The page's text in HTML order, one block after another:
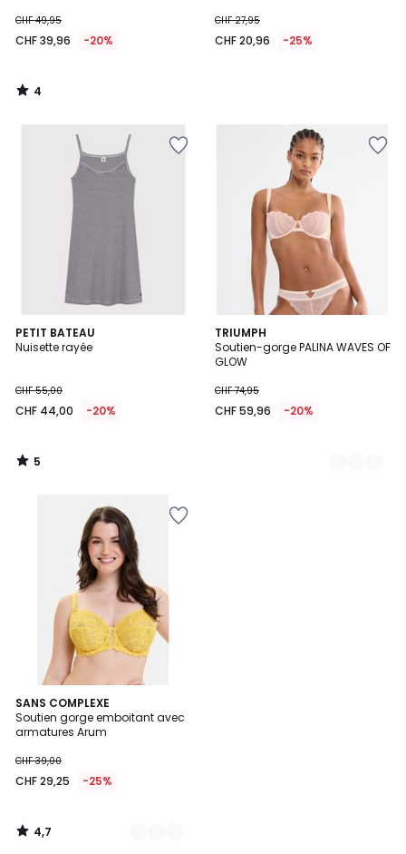
CHF 49,95
CHF 39,96 -20%
4
/
CHF 27,95
CHF 20,96 -25%
PETIT BATEAU
Nuisette rayée
CHF 55,00
CHF 44,00 -20%
5
/
5
/
TRIUMPH
Soutien-gorge PALINA WAVES OF
GLOW
CHF 74,95
CHF 59,96 -20%
2
Couleurs
SANS COMPLEXE
Soutien gorge emboitant avec
armatures Arum
CHF 39,00
CHF 29,25 -25%
4,7
/ 5
3
Couleurs
4,7
/